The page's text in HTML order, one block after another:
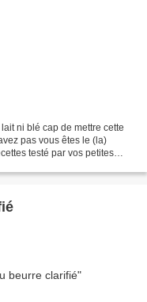
ni blé cap de mettre cette
pas vous êtes le (la)
testé par vos petites